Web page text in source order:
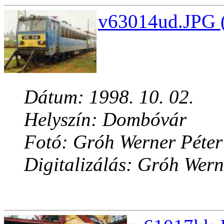
v63014ud.JPG
Dátum: 1998. 10. 02.
Helyszín: Dombóvár
Fotó: Gróh Werner Péter
Digitalizálás: Gróh